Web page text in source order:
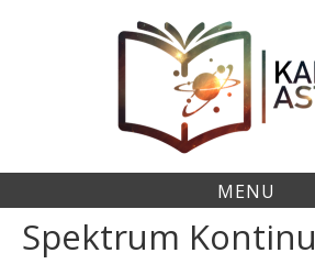
MENU
Spektrum Kontinu